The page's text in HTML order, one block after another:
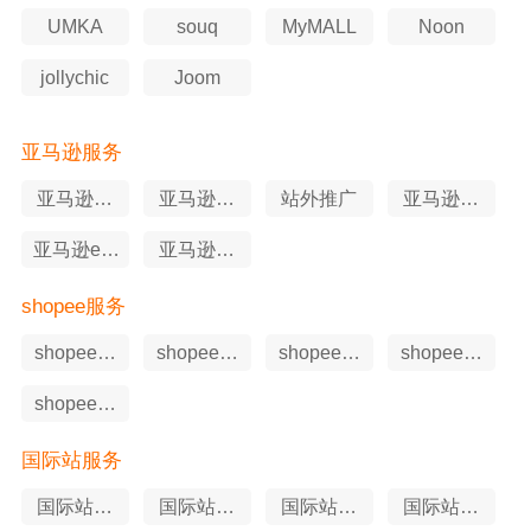
UMKA souq MyMALL Noon
jollychic Joom
亚马逊服务
亚马逊软
亚马逊选
站外推广
亚马逊知
亚马逊erp
亚马逊申
shopee服务
shopee软
shopee站
shopee申
shopee代
shopee知
国际站服务
国际站站
国际站软
国际站代
国际站申